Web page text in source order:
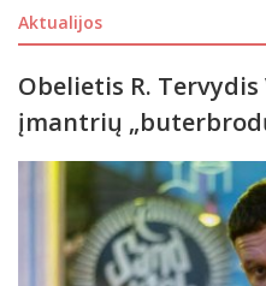
Aktualijos
Obelietis R.
įmantrių